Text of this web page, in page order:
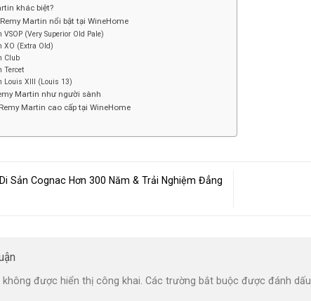
khác biệt?
Martin nổi bật tại WineHome
VSOP (Very Superior Old Pale)
XO (Extra Old)
Club
Tercet
Louis XIII (Louis 13)
Martin như người sành
Martin cao cấp tại WineHome
Sản Cognac Hơn 300 Năm & Trải Nghiệm Đẳng
được hiển thị công khai. Các trường bắt buộc được đánh dấu